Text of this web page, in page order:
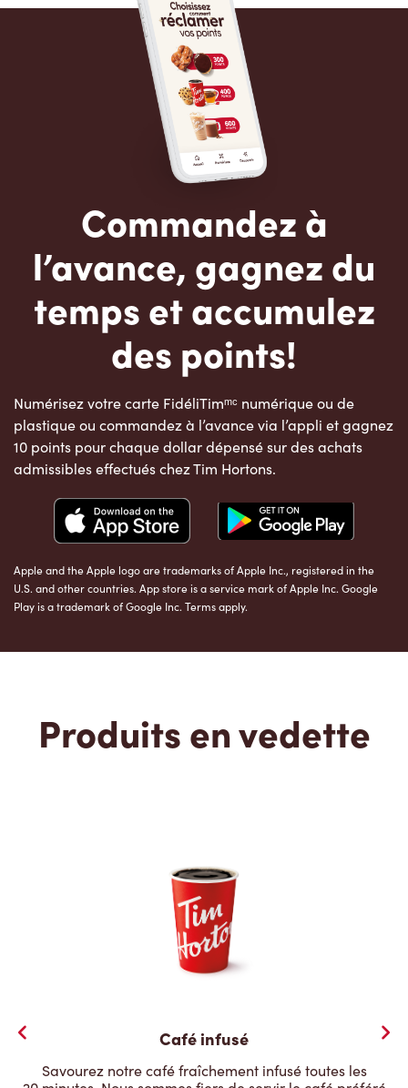
Commandez à
l’avance, gagnez du
temps et accumulez
des points!
Numérisez votre carte FidéliTimᵐᶜ numérique ou de
plastique ou commandez à l’avance via l’appli et gagnez
10 points pour chaque dollar dépensé sur des achats
admissibles effectués chez Tim Hortons.
Apple and the Apple logo are trademarks of Apple Inc., registered in the
U.S. and other countries. App store is a service mark of Apple Inc. Google
Play is a trademark of Google Inc. Terms apply.
Produits en vedette
Café infusé
Savourez notre café fraîchement infusé toutes les